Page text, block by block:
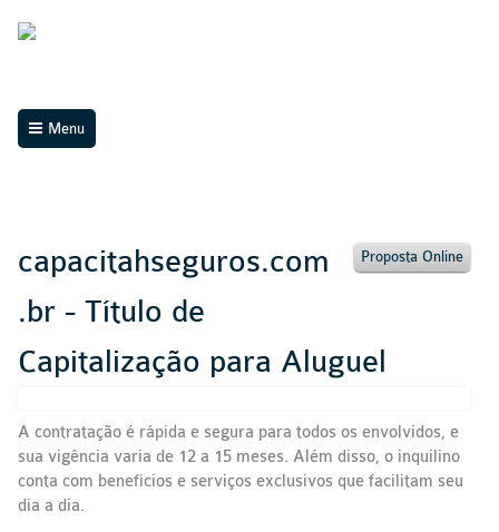
Menu
Proposta Online
capacitahseguros.com
.br - Título de
Capitalização para Aluguel
A contratação é rápida e segura para todos os envolvidos, e
sua vigência varia de 12 a 15 meses. Além disso, o inquilino
conta com benefícios e serviços exclusivos que facilitam seu
dia a dia.